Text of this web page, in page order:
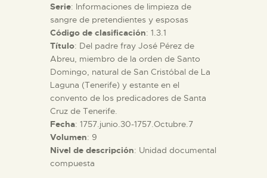
█
EL MUSEO
COLECCIONES
DIDÁCTICA
ESPAÑOL
Serie: Informaciones de limpieza de
sangre de pretendientes y esposas
Código de clasificación: 1.3.1
Título: Del padre fray José Pérez de
Abreu, miembro de la orden de Santo
Domingo, natural de San Cristóbal de La
Laguna (Tenerife) y estante en el
convento de los predicadores de Santa
Cruz de Tenerife.
Fecha: 1757.junio.30-1757.Octubre.7
Volumen: 9
Nivel de descripción: Unidad documental
compuesta